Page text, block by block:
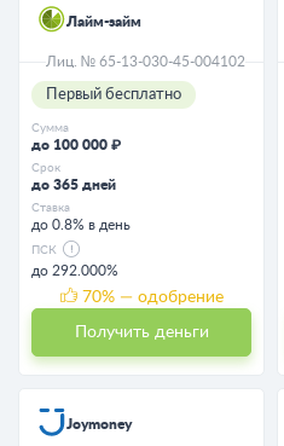
Лайм-займ
Лиц. № 65-13-030-45-004102
Первый бесплатно
Сумма
до 100 000 ₽
Срок
до 365 дней
Ставка
до 0.8% в день
ПСК
до 292.000%
70% — одобрение
Получить деньги
Joymoney